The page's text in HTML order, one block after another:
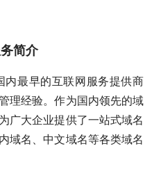
简介
最早的互联网服务提供商
理经验。作为国内领先的域
广大企业提供了一站式域名
域名、中文域名等各类域名